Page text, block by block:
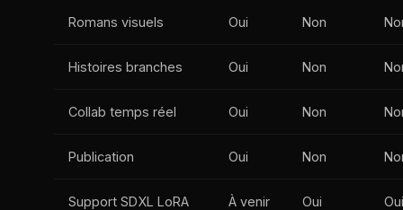
Romans visuels Oui Non
Histoires branches Oui Non
Collab temps réel Oui Non
Publication Oui Non
Support SDXL LoRA À venir Oui Oui